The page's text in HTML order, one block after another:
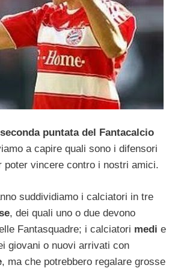
seconda puntata del Fantacalcio
a capire quali sono i difensori
poter vincere contro i nostri amici.
suddividiamo i calciatori in tre
, dei quali uno o due devono
Fantasquadre; i calciatori medi e
giovani o nuovi arrivati con
, ma che potrebbero regalare grosse